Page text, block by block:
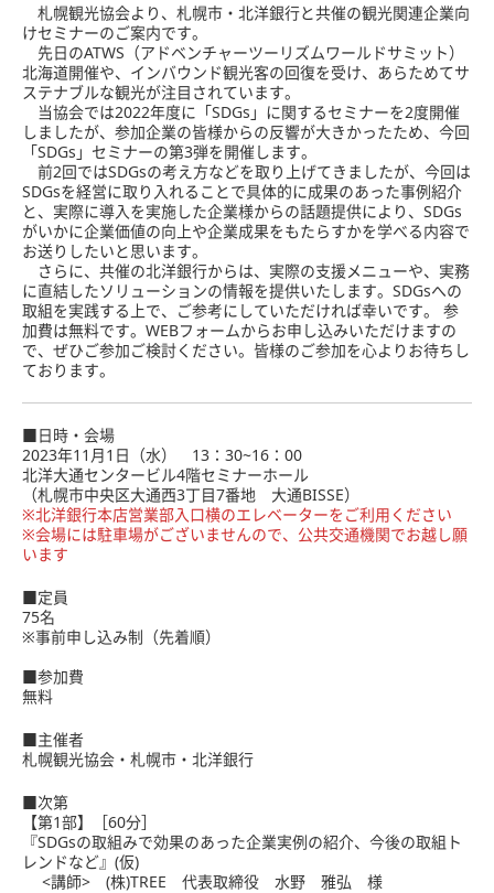
札幌観光協会より、札幌市・北洋銀行と共催の観光関連企業向
けセミナーのご案内です。
先日のATWS（アドベンチャーツーリズムワールドサミット）
北海道開催や、インバウンド観光客の回復を受け、あらためてサ
ステナブルな観光が注目されています。
当協会では2022年度に「SDGs」に関するセミナーを2度開催
しましたが、参加企業の皆様からの反響が大きかったため、今回
「SDGs」セミナーの第3弾を開催します。
前2回ではSDGsの考え方などを取り上げてきましたが、今回は
SDGsを経営に取り入れることで具体的に成果のあった事例紹介
と、実際に導入を実施した企業様からの話題提供により、SDGs
がいかに企業価値の向上や企業成果をもたらすかを学べる内容で
お送りしたいと思います。
さらに、共催の北洋銀行からは、実際の支援メニューや、実務
に直結したソリューションの情報を提供いたします。SDGsへの
取組を実践する上で、ご参考にしていただければ幸いです。 参
加費は無料です。WEBフォームからお申し込みいただけますの
で、ぜひご参加ご検討ください。皆様のご参加を心よりお待ちし
ております。
■日時・会場
2023年11月1日（水） 13：30~16：00
北洋大通センタービル4階セミナーホール
（札幌市中央区大通西3丁目7番地 大通BISSE）
※北洋銀行本店営業部入口横のエレベーターをご利用ください
※会場には駐車場がございませんので、公共交通機関でお越し願
います
■定員
75名
※事前申し込み制（先着順）
■参加費
無料
■主催者
札幌観光協会・札幌市・北洋銀行
■次第
【第1部】［60分］
『SDGsの取組みで効果のあった企業実例の紹介、今後の取組ト
レンドなど』(仮)
<講師> (株)TREE 代表取締役 水野 雅弘 様